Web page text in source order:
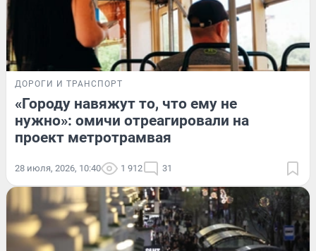
ДОРОГИ И ТРАНСПОРТ
«Городу навяжут то, что ему не
нужно»: омичи отреагировали на
проект метротрамвая
28 июля, 2026, 10:40 1 912 31